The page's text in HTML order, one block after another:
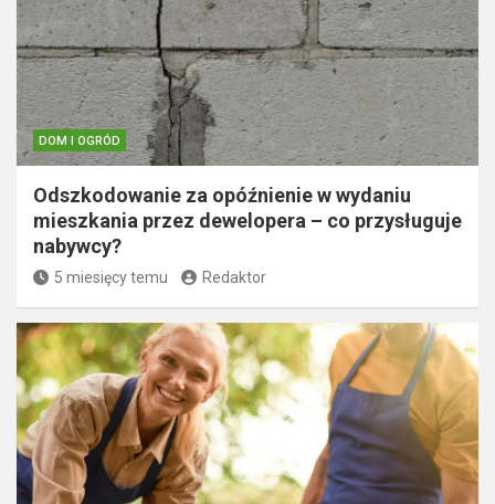
DOM I OGRÓD
Odszkodowanie za opóźnienie w wydaniu
mieszkania przez dewelopera – co przysługuje
nabywcy?
5 miesięcy temu Redaktor